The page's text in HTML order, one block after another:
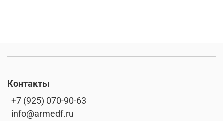
Контакты
+7 (925) 070-90-63
info@armedf.ru